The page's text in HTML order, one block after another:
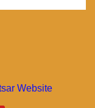
Website